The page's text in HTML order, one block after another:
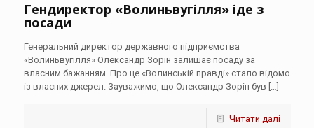
Гендиректор «Волиньвугілля» іде з
посади
Генеральний директор державного підприємства
«Волиньвугілля» Олександр Зорін залишає посаду за
власним бажанням. Про це «Волинській правді» стало відомо
із власних джерел. Зауважимо, що Олександр Зорін був […]
Читати далі